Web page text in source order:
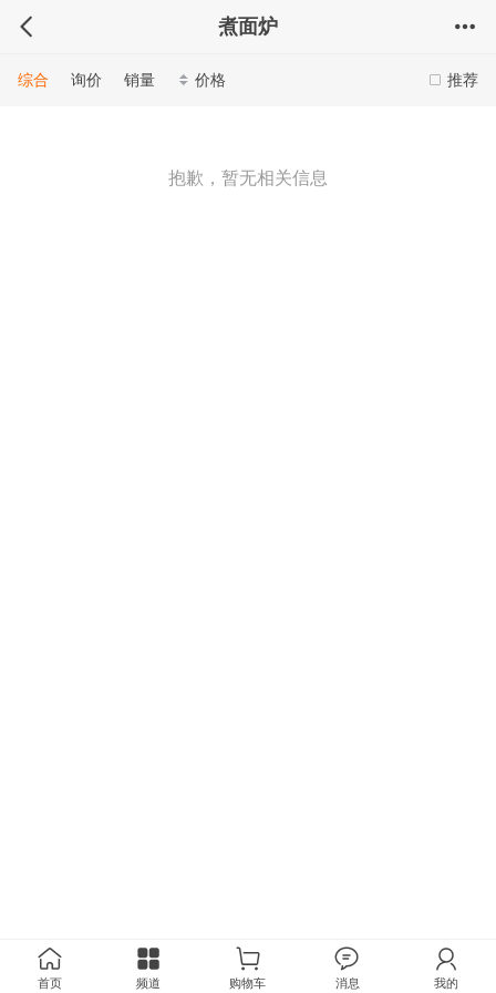
煮面炉
推荐
综合 询价 销量 价格
抱歉，暂无相关信息
首页 频道 购物车 消息 我的